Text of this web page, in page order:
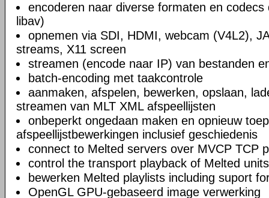
encoderen naar diverse formaten en codecs
libav)
opnemen via SDI, HDMI, webcam (V4L2),
streams, X11 screen
streamen (encode naar IP) van bestanden
batch-encoding met taakcontrole
aanmaken, afspelen, bewerken, opslaan,
streamen van MLT XML afspeellijsten
onbeperkt ongedaan maken en opnieuw
afspeellijstbewerkingen inclusief geschiedenis
connect to Melted servers over MVCP TCP
control the transport playback of Melted units
bewerken Melted playlists including suport
OpenGL GPU-gebaseerd image verwerking